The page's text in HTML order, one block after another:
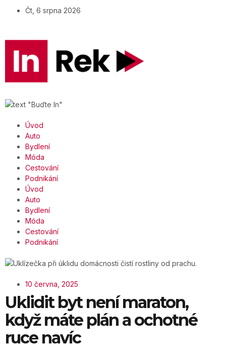
Čt, 6 srpna 2026
Úvod
Auto
Bydlení
Móda
Cestování
Podnikání
Úvod
Auto
Bydlení
Móda
Cestování
Podnikání
10 června, 2025
Uklidit byt není maraton,
když máte plán a ochotné
ruce navíc